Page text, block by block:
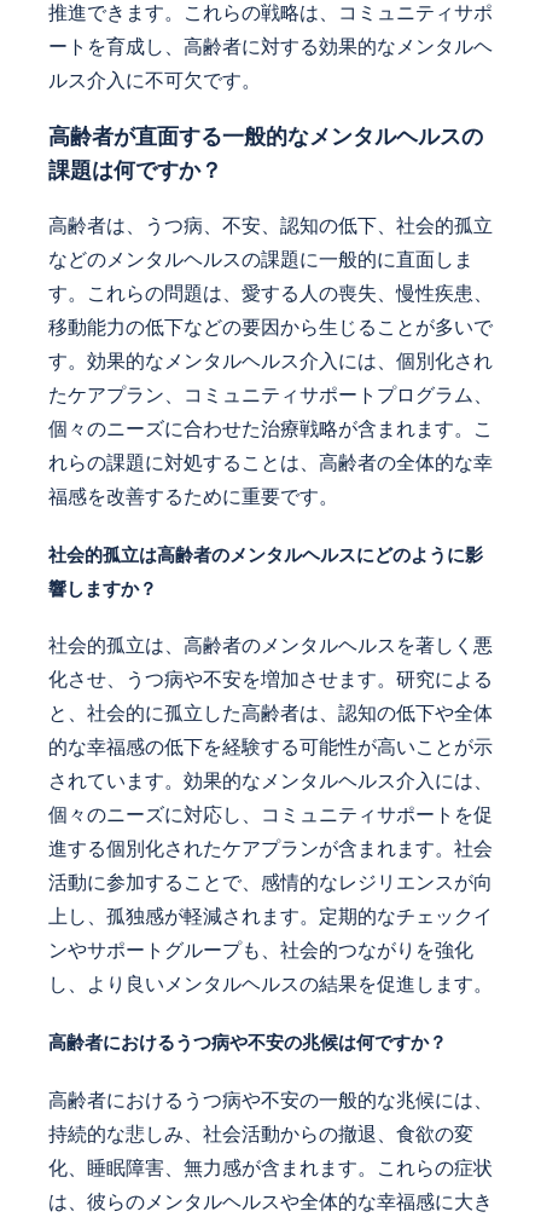
推進できます。これらの戦略は、コミュニティサポ
ートを育成し、高齢者に対する効果的なメンタルヘ
ルス介入に不可欠です。
高齢者が直面する一般的なメンタルヘルスの
課題は何ですか？
高齢者は、うつ病、不安、認知の低下、社会的孤立
などのメンタルヘルスの課題に一般的に直面しま
す。これらの問題は、愛する人の喪失、慢性疾患、
移動能力の低下などの要因から生じることが多いで
す。効果的なメンタルヘルス介入には、個別化され
たケアプラン、コミュニティサポートプログラム、
個々のニーズに合わせた治療戦略が含まれます。こ
れらの課題に対処することは、高齢者の全体的な幸
福感を改善するために重要です。
社会的孤立は高齢者のメンタルヘルスにどのように影
響しますか？
社会的孤立は、高齢者のメンタルヘルスを著しく悪
化させ、うつ病や不安を増加させます。研究による
と、社会的に孤立した高齢者は、認知の低下や全体
的な幸福感の低下を経験する可能性が高いことが示
されています。効果的なメンタルヘルス介入には、
個々のニーズに対応し、コミュニティサポートを促
進する個別化されたケアプランが含まれます。社会
活動に参加することで、感情的なレジリエンスが向
上し、孤独感が軽減されます。定期的なチェックイ
ンやサポートグループも、社会的つながりを強化
し、より良いメンタルヘルスの結果を促進します。
高齢者におけるうつ病や不安の兆候は何ですか？
高齢者におけるうつ病や不安の一般的な兆候には、
持続的な悲しみ、社会活動からの撤退、食欲の変
化、睡眠障害、無力感が含まれます。これらの症状
は、彼らのメンタルヘルスや全体的な幸福感に大き